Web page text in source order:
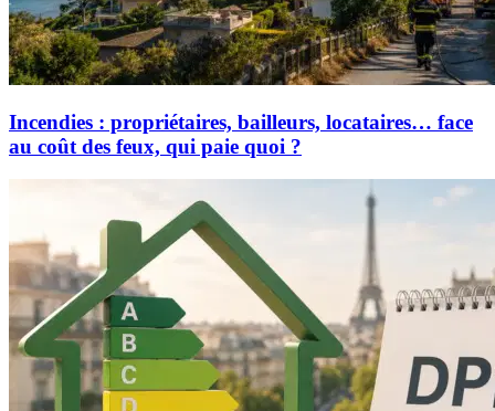
Incendies : propriétaires, bailleurs, locataires… face
au coût des feux, qui paie quoi ?